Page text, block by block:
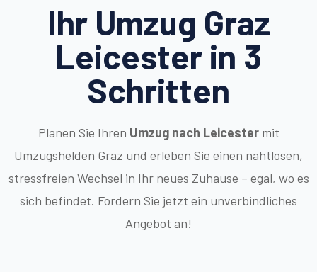
Ihr Umzug Graz
Leicester in 3
Schritten
Planen Sie Ihren Umzug nach Leicestermit
Umzugshelden Graz und erleben Sie einen nahtlosen,
stressfreien Wechsel in Ihr neues Zuhause – egal, wo es
sich befindet. Fordern Sie jetzt ein unverbindliches
Angebot an!